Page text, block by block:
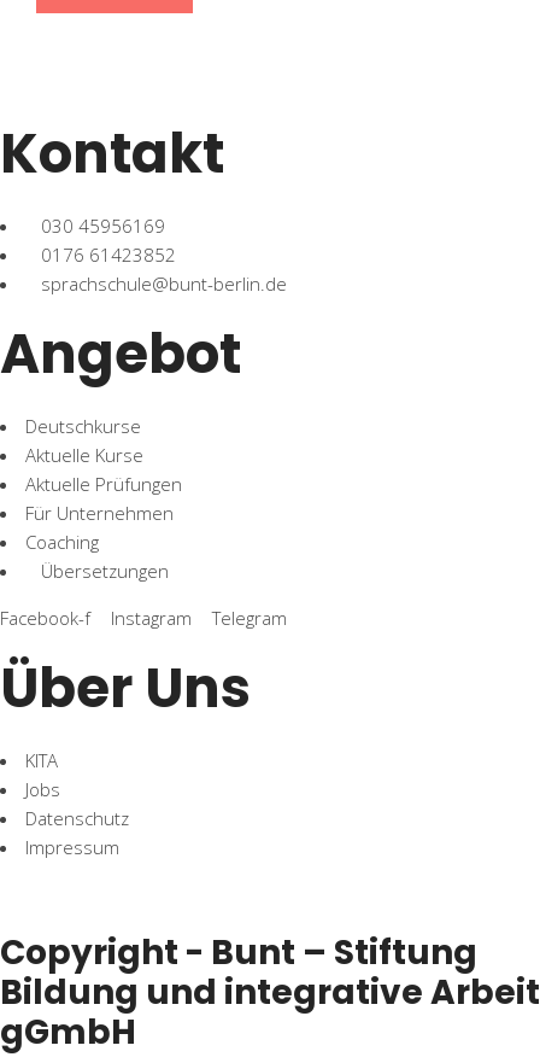
Kontakt
030 45956169
0176 61423852
sprachschule@bunt-berlin.de
Angebot
Deutschkurse
Aktuelle Kurse
Aktuelle Prüfungen
Für Unternehmen
Coaching
Übersetzungen
Facebook-f
Instagram Telegram
Über Uns
KITA
Jobs
Datenschutz
Impressum
Copyright - Bunt – Stiftung
Bildung und integrative Arbeit
gGmbH